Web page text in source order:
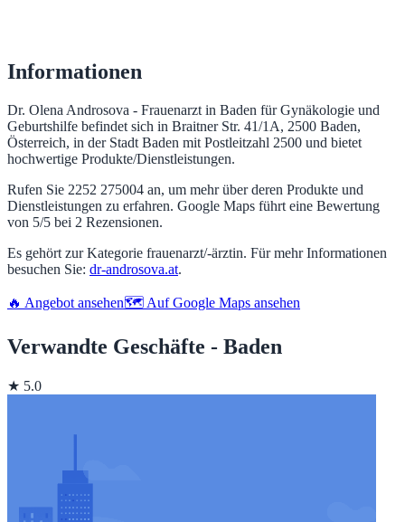
Informationen
Dr. Olena Androsova - Frauenarzt in Baden für Gynäkologie und
Geburtshilfe befindet sich in Braitner Str. 41/1A, 2500 Baden,
Österreich, in der Stadt Baden mit Postleitzahl 2500 und bietet
hochwertige Produkte/Dienstleistungen.
Rufen Sie 2252 275004 an, um mehr über deren Produkte und
Dienstleistungen zu erfahren. Google Maps führt eine Bewertung
von 5/5 bei 2 Rezensionen.
Es gehört zur Kategorie frauenarzt/-ärztin. Für mehr Informationen
besuchen Sie: dr-androsova.at.
🔥 Angebot ansehen🗺️ Auf Google Maps ansehen
Verwandte Geschäfte - Baden
★ 5.0